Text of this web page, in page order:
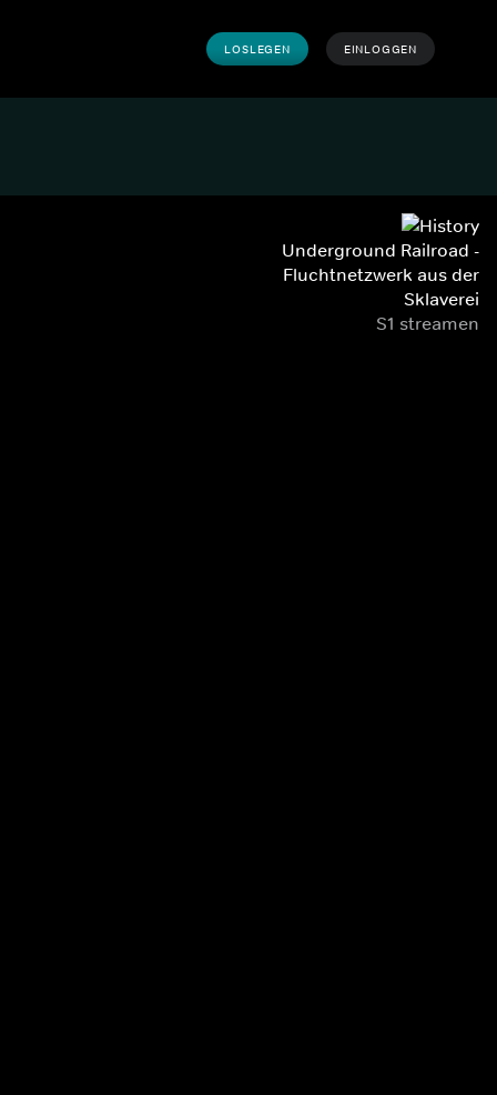
LOSLEGEN EINLOGGEN
Underground Railroad -
Fluchtnetzwerk aus der
Sklaverei
S1 streamen